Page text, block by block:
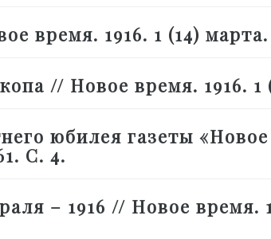
время. 1916. 1 (14)
// Новое время. 1916. 1
юбилея газеты
С. 4.
– 1916 // Новое время.